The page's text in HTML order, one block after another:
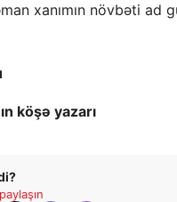
xanımın növbəti ad
köşə yazarı